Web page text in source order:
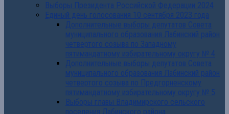
Выборы Президента Российской Федерации 2024
Единый день голосования 10 сентября 2023 года
Дополнительные выборы депутатов Совета
муниципального образования Лабинский район
четвертого созыва по Западному
пятимандатному избирательному округу № 4
Дополнительные выборы депутатов Совета
муниципального образования Лабинский район
четвертого созыва по Предгорненскому
пятимандатному избирательному округу № 5
Выборы главы Владимирского сельского
поселения Лабинского района